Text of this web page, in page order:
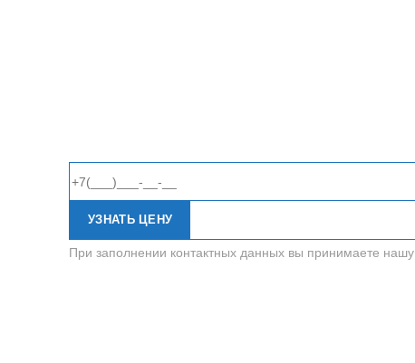
УЗНАТЬ ЦЕНУ
При заполнении контактных данных вы принимаете нашу